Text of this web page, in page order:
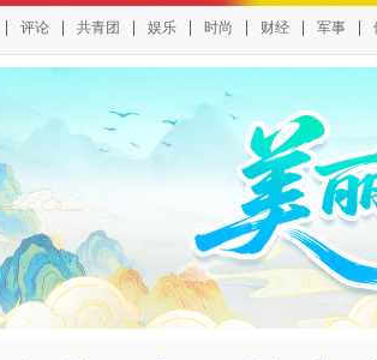
评论 共青团 娱乐 时尚 财经 军事